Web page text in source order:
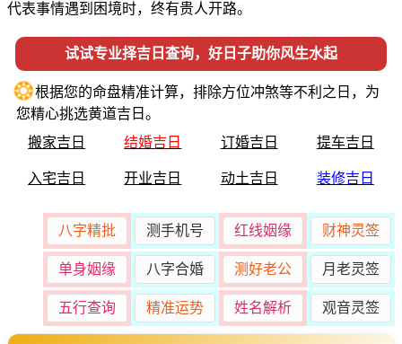
代表事情遇到困境时，终有贵人开路。
试试专业择吉日查询，好日子助你风生水起
❂根据您的命盘精准计算，排除方位冲煞等不利之日，为
您精心挑选黄道吉日。
搬家吉日
结婚吉日 订婚吉日 提车吉日
入宅吉日 开业吉日 动土吉日 装修吉日
八字精批 测手机号 红线姻缘 财神灵签
单身姻缘 八字合婚 测好老公 月老灵签
五行查询 精准运势 姓名解析 观音灵签